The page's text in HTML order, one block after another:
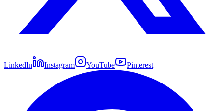
LinkedIn Instagram YouTube Pinterest